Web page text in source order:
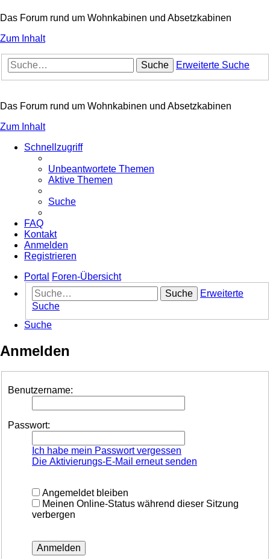
Das Forum rund um Wohnkabinen und Absetzkabinen
Zum Inhalt
Suche Erweiterte Suche
Das Forum rund um Wohnkabinen und Absetzkabinen
Zum Inhalt
Schnellzugriff
Unbeantwortete Themen
Aktive Themen
Suche
FAQ
Kontakt
Anmelden
Registrieren
Portal
Foren-Übersicht
Suche
Erweiterte
Suche
Suche
Anmelden
Benutzername:
Passwort:
Ich habe mein Passwort vergessen
Die Aktivierungs-E-Mail erneut senden
Angemeldet bleiben
Meinen Online-Status während dieser Sitzung
verbergen